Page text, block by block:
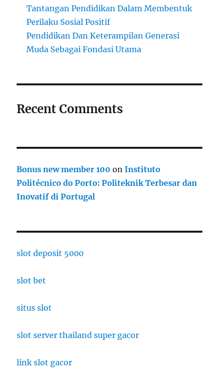
Tantangan Pendidikan Dalam Membentuk
Perilaku Sosial Positif
Pendidikan Dan Keterampilan Generasi
Muda Sebagai Fondasi Utama
Recent Comments
Bonus new member 100 onInstituto
Politécnico do Porto: Politeknik Terbesar dan
Inovatif di Portugal
slot deposit 5000
slot bet
situs slot
slot server thailand super gacor
link slot gacor